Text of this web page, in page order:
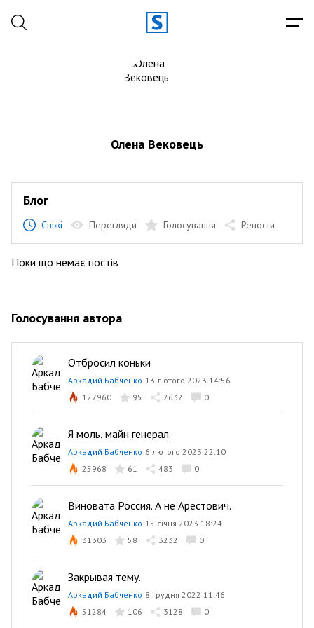
Олена Вековець
Блог
Свіжі Перегляди Голосування Репости
Поки що немає постів
Голосування автора
Отбросил коньки
Аркадий Бабченко 13 лютого 2023 14:56
127960
95 2632 0
Я моль, майн генерал.
Аркадий Бабченко 6 лютого 2023 22:10
25968
61 483 0
Виновата Россия. А не Арестович.
Аркадий Бабченко 15 січня 2023 18:24
31303
58 3232 0
Закрывая тему.
Аркадий Бабченко 8 грудня 2022 11:46
51284
106 3128 0